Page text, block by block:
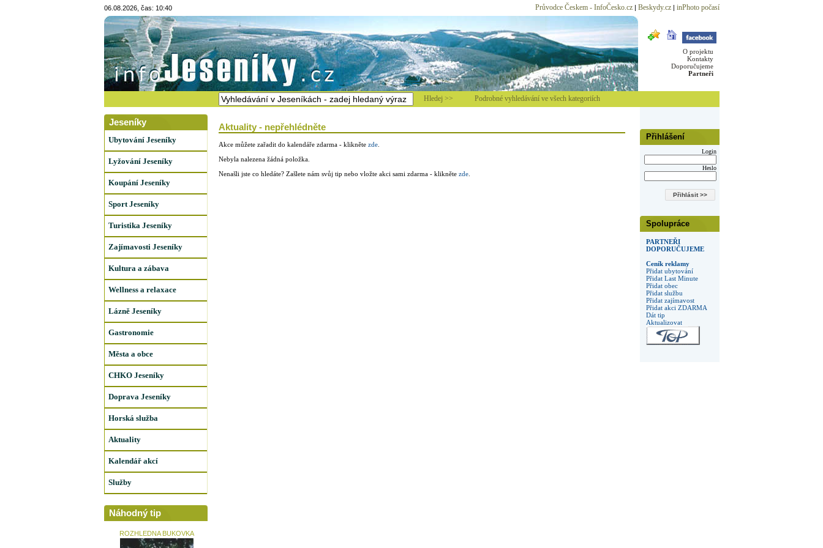
06.08.2026, čas: 10:40 Průvodce Českem - InfoČesko.cz| Beskydy.cz| inPhoto počasí
O projektu
Kontakty
Doporučujeme
Partneři
Hledej >> Podrobné vyhledávání ve všech kategoriích
Přihlášení
Login
Heslo
Spolupráce
PARTNEŘI
DOPORUČUJEME
Ceník reklamy
Přidat ubytování
Přidat Last Minute
Přidat obec
Přidat službu
Přidat zajímavost
Přidat akci ZDARMA
Dát tip
Aktualizovat
Jeseníky
Ubytování Jeseníky
Lyžování Jeseníky
Koupání Jeseníky
Sport Jeseníky
Turistika Jeseníky
Zajímavosti Jeseníky
Kultura a zábava
Wellness a relaxace
Lázně Jeseníky
Gastronomie
Města a obce
CHKO Jeseníky
Doprava Jeseníky
Horská služba
Aktuality
Kalendář akcí
Služby
Náhodný tip
ROZHLEDNA BUKOVKA
Aktuality - nepřehlédněte
Akce můžete zařadit do kalendáře zdarma - klikněte zde.
Nebyla nalezena žádná položka.
Nenašli jste co hledáte? Zašlete nám svůj tip nebo vložte akci sami zdarma - klikněte zde.